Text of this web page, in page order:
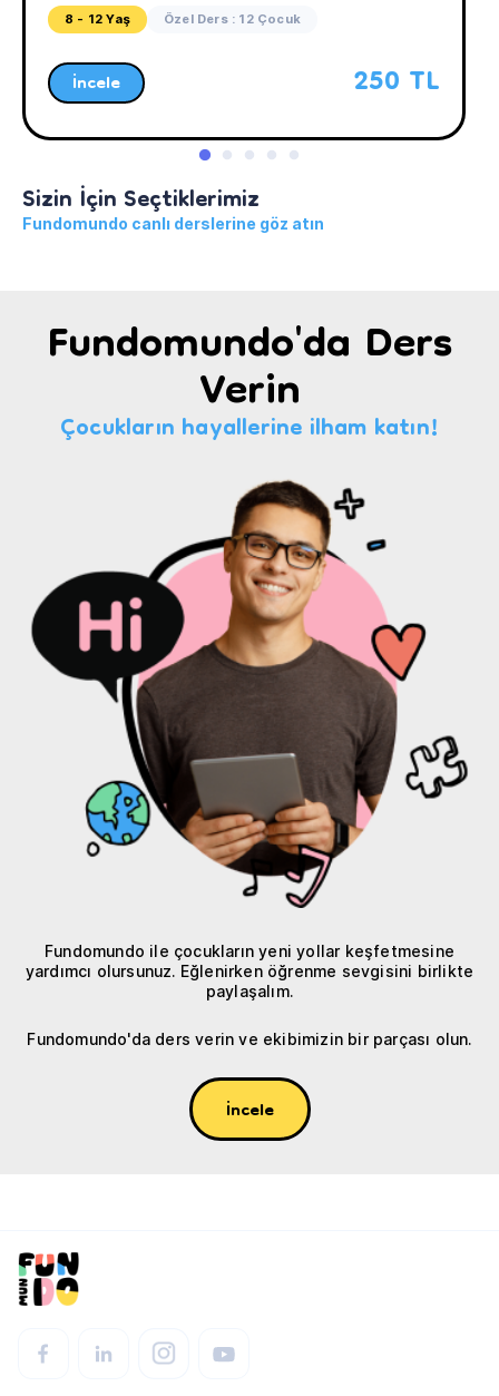
8 - 12 Yaş Özel Ders : 12 Çocuk
İncele 250 TL
Sizin İçin Seçtiklerimiz
Fundomundo canlı derslerine göz atın
Fundomundo'da Ders
Verin
Çocukların hayallerine ilham katın!
Fundomundo ile çocukların yeni yollar keşfetmesine
yardımcı olursunuz. Eğlenirken öğrenme sevgisini birlikte
paylaşalım.
Fundomundo'da ders verin ve ekibimizin bir parçası olun.
İncele